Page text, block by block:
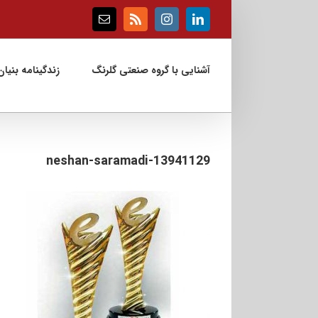
LinkedIn
Instagram
Rss
Email
آشنایی با گروه صنعتی گلرنگ زندگینامه
13941129-neshan-saramadi